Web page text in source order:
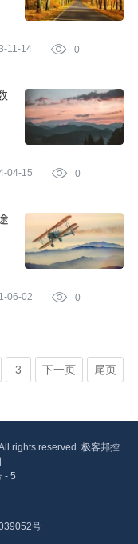
11-14  0
04-15  0
06-02  0
3 下一页 尾页
rights reserved. 极客邦控
- 5
号